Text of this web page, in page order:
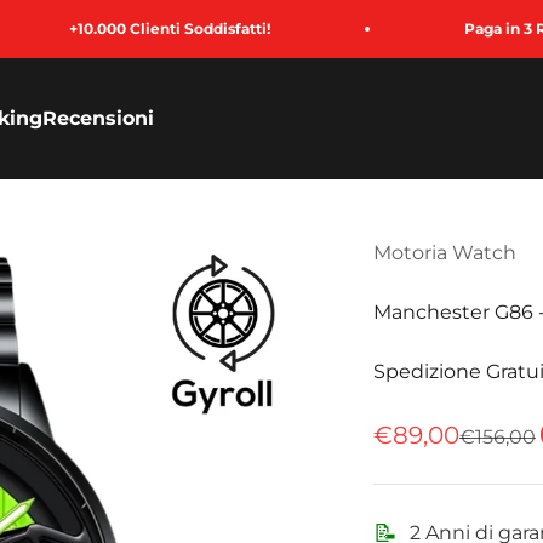
Clienti Soddisfatti! Paga in 3 Rate
Recensioni
Motoria Watch
Manchester G86
Spedizione
Prezzo
€89,00Prezzo
€156,00
📝 2 Anni di